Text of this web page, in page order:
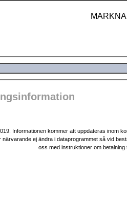
Informationen kommer att uppdateras inom
ej ändra i dataprogrammet så vid
oss med instruktioner om